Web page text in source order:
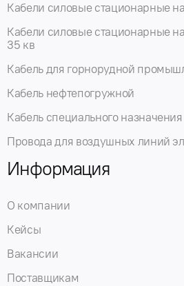
Кабели силовые стационарные
Кабели силовые стационарные
35 кв
Кабель для горнорудной
Кабель нефтепогружной
Кабель специального назначения
Провода для воздушных линий
Информация
О компании
Кейсы
Вакансии
Поставщикам